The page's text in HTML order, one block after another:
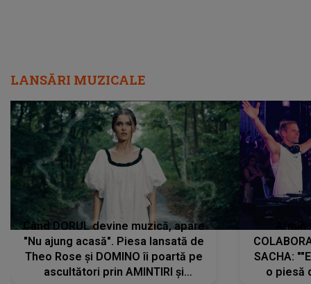
LANSĂRI MUZICALE
Când DORUL devine muzică, apare
"Nu ajung acasă". Piesa lansată de
Theo Rose și DOMINO îi poartă pe
ascultători prin AMINTIRI și
SACHA:
o piesă